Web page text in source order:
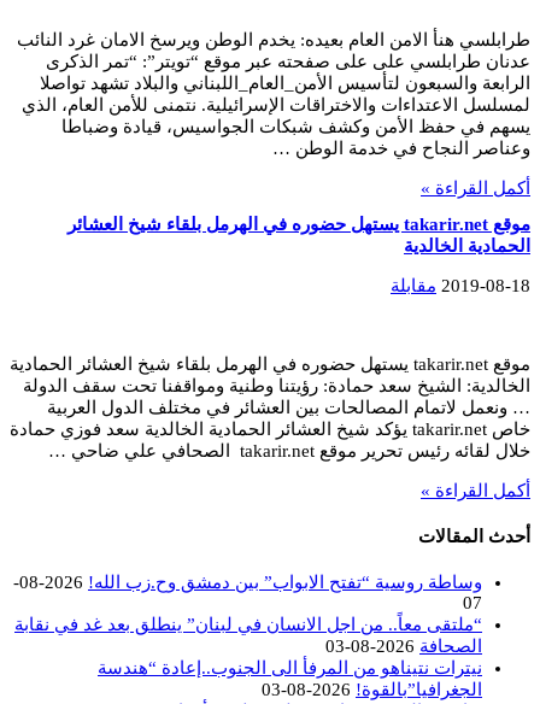
طرابلسي هنأ الامن العام بعيده: يخدم الوطن ويرسخ الامان غرد النائب
عدنان طرابلسي على على صفحته عبر موقع “تويتر”: “تمر الذكرى
الرابعة والسبعون لتأسيس الأمن_العام_اللبناني والبلاد تشهد تواصلا
لمسلسل الاعتداءات والاختراقات الإسرائيلية. نتمنى للأمن العام، الذي
يسهم في حفظ الأمن وكشف شبكات الجواسيس، قيادة وضباطا
وعناصر النجاح في خدمة الوطن …
أكمل القراءة »
موقع takarir.net يستهل حضوره في الهرمل بلقاء شيخ العشائر
الحمادية الخالدية
2019-08-18 مقابلة
موقع takarir.net يستهل حضوره في الهرمل بلقاء شيخ العشائر الحمادية
الخالدية: الشيخ سعد حمادة: رؤيتنا وطنية ومواقفنا تحت سقف الدولة
… ونعمل لاتمام المصالحات بين العشائر في مختلف الدول العربية
خاص takarir.net يؤكد شيخ العشائر الحمادية الخالدية سعد فوزي حمادة
خلال لقائه رئيس تحرير موقع takarir.net الصحافي علي ضاحي …
أكمل القراءة »
أحدث المقالات
وساطة روسية “تفتح الابواب” بين دمشق وح.زب الله!
2026-08-
07
“ملتقى معاً.. من اجل الانسان في لبنان” ينطلق بعد غد في نقابة
الصحافة 2026-08-03
نيترات نتيناهو من المرفأ الى الجنوب..إعادة “هندسة
الجغرافيا”بالقوة! 2026-08-03